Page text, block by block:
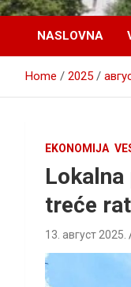
NASLOVNA
Home 2025
EKONOMIJA
treće
13. август 2025.